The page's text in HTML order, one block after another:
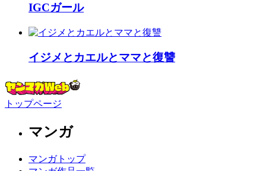
IGCガール
イジメとカエルとママと復讐
トップページ
マンガ
マンガトップ